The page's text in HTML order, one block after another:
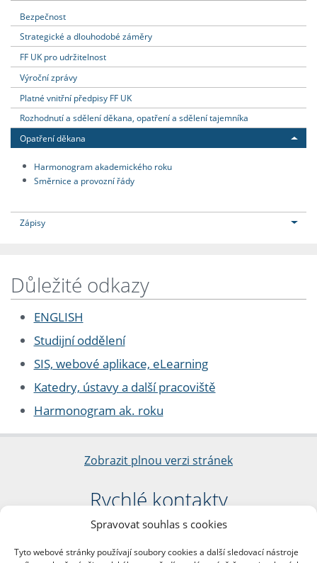
Spravovat souhlas s cookies
Tyto webové stránky používají soubory cookies a další sledovací nástroje
Bezpečnost
Strategické a dlouhodobé záměry
FF UK pro udržitelnost
Výroční zprávy
Platné vnitřní předpisy FF UK
Rozhodnutí a sdělení děkana, opatření a sdělení tajemníka
Opatření děkana
Harmonogram akademického roku
Směrnice a provozní řády
Zápisy
Důležité odkazy
ENGLISH
Studijní oddělení
SIS, webové aplikace, eLearning
Katedry, ústavy a další pracoviště
Harmonogram ak. roku
Zobrazit plnou verzi stránek
Rychlé kontakty
Filozofická fakulta
nám. Jana Palacha 1/2